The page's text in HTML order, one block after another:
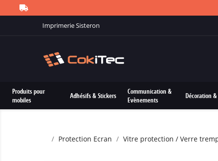
Imprimerie Sisteron
Produits pour
mobiles
Adhésifs & Stickers
Communication &
Evènements
Décoration
Protection Ecran Vitre protection / Verre